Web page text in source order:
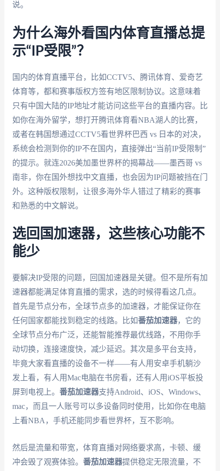
说。
为什么海外看国内体育直播总提
示“IP受限”？
国内的体育直播平台，比如CCTV5、腾讯体育、爱奇艺
体育等，都和赛事版权方签有地区限制协议。这意味着
只有中国大陆的IP地址才能访问这些平台的直播内容。比
如你在海外留学，想打开腾讯体育看NBA湖人的比赛，
或者在韩国想通过CCTV5看世界杯巴西 vs 日本的对决，
系统会检测到你的IP不在国内，直接弹出“当前IP受限制”
的提示。就连2026美加墨世界杯的揭幕战——墨西哥 vs
南非，你在国外想找中文直播，也会因为IP问题被挡在门
外。这种版权限制，让很多海外华人错过了精彩的赛事
和熟悉的中文解说。
选回国加速器，这些核心功能不
能少
要解决IP受限的问题，回国加速器是关键。但不是所有加
速器都能满足体育直播的需求，选的时候得看这几点。
首先是节点分布，全球节点多的加速器，才能保证你在
任何国家都能找到稳定的线路。比如番茄加速器，它的
全球节点分布广泛，还能智能推荐最优线路，不用你手
动切换，连接速度快，减少延迟。其次是多平台支持，
毕竟大家看直播的设备不一样——有人用安卓手机躺沙
发上看，有人用Mac电脑在书房看，还有人用iOS平板投
屏到电视上。 番茄加速器支持Android、iOS、Windows、
mac，而且一人账号可以多设备同时使用，比如你在电脑
上看NBA，手机还能同步看世界杯，互不影响。
然后是流量和带宽，体育直播对网络要求高，卡顿、缓
冲会毁了观赛体验。 番茄加速器提供稳定无限流量，不